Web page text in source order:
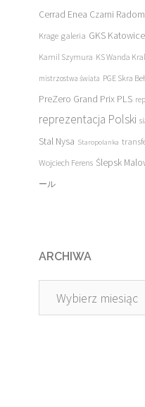
Cerrad Enea Czarni Radom
Krage galeria GKS Katowice
Kamil Szymura KS Wanda
mistrzostwa świata PGE Skra
PreZero Grand Prix PLS
reprezentacja Polski
Stal Nysa Staropolanka
Wojciech Ferens Ślepsk
ール
ARCHIWA
Archiwa